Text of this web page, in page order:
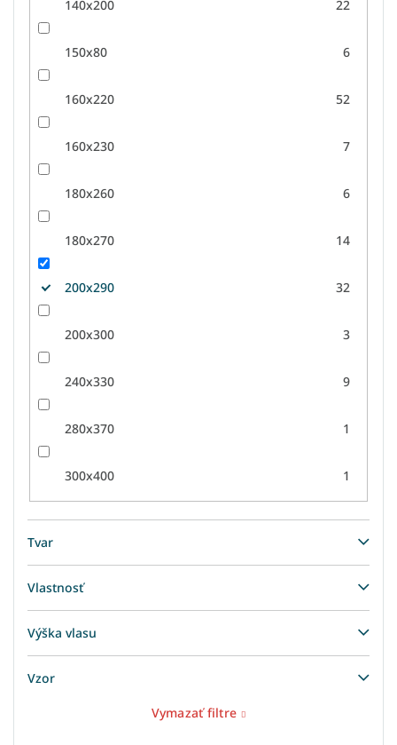
140x200 22
150x80 6
160x220 52
160x230 7
180x260 6
180x270 14
200x290 32
200x300 3
240x330 9
280x370 1
300x400 1
Tvar
Vlastnosť
Výška vlasu
Vzor
Vymazať filtre